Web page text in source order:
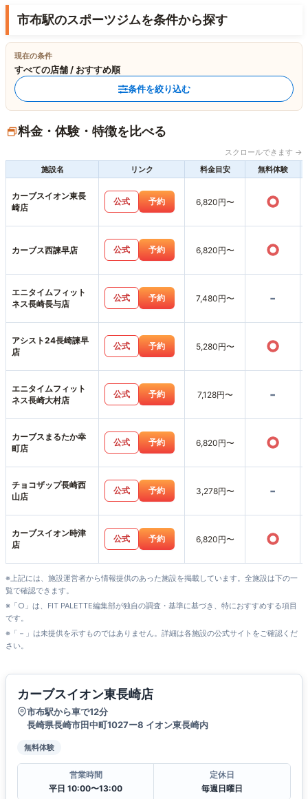
市布駅のスポーツジムを条件から探す
現在の条件
すべての店舗 / おすすめ順
条件を絞り込む
料金・体験・特徴を比べる
スクロールできます →
施設名
リンク 料金目安 無料体験
カーブスイオン東長
崎店
公式 予約 6,820円〜 ○
カーブス西諫早店 公式 予約 6,820円〜 ○
エニタイムフィット
ネス長崎長与店
公式 予約 7,480円〜 -
アシスト24長崎諫早
店
公式 予約 5,280円〜 ○
エニタイムフィット
ネス長崎大村店
公式 予約 7,128円〜 -
カーブスまるたか幸
町店
公式 予約 6,820円〜 ○
チョコザップ長崎西
山店
公式 予約 3,278円〜 -
カーブスイオン時津
店
公式 予約 6,820円〜 ○
※上記には、施設運営者から情報提供のあった施設を掲載しています。全施設は下の一
覧で確認できます。
※「○」は、FIT PALETTE編集部が独自の調査・基準に基づき、特におすすめする項目
です。
※「－」は未提供を示すものではありません。詳細は各施設の公式サイトをご確認くだ
さい。
カーブスイオン東長崎店
市布駅から車で12分
長崎県長崎市田中町1027ー8 イオン東長崎内
無料体験
営業時間
平日 10:00〜13:00
定休日
毎週日曜日